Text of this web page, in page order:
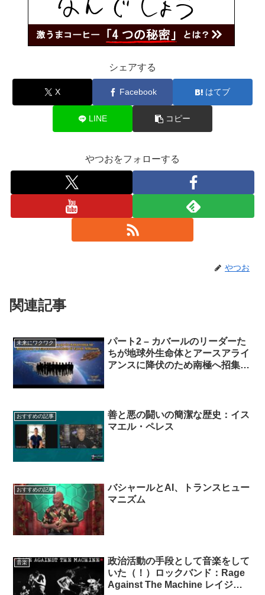
シェアする
X Facebook はてブ
LINE コピー
やつおをフォローする
やつお
関連記事
未来にワクワク
パート2 – カバールのリーダーた
ちが地球外生命体とアースアライ
アンスに降伏のため南極へ招集さ
おすすめの記事
善と悪の闘いの簡潔な歴史：イス
マエル・ペレス
おすすめの記事
バシャールとAI、トランスヒュー
マニズム
音楽
政治活動の手段として音楽をして
いた（！）ロックバンド：Rage
Against The Machine レイジ・